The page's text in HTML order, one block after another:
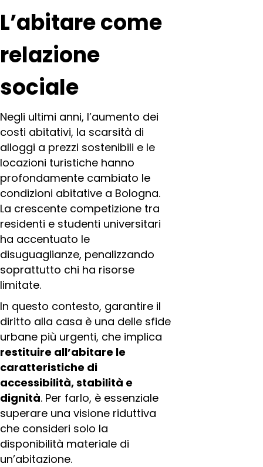
L’abitare come
relazione
sociale
Negli ultimi anni, l’aumento dei
costi abitativi, la scarsità di
alloggi a prezzi sostenibili e le
locazioni turistiche hanno
profondamente cambiato le
condizioni abitative a Bologna.
La crescente competizione tra
residenti e studenti universitari
ha accentuato le
disuguaglianze, penalizzando
soprattutto chi ha risorse
limitate.
In questo contesto, garantire il
diritto alla casa è una delle sfide
urbane più urgenti, che implica
restituire all’abitare le
caratteristiche di
accessibilità, stabilità e
dignità. Per farlo, è essenziale
superare una visione riduttiva
che consideri solo la
disponibilità materiale di
un’abitazione.